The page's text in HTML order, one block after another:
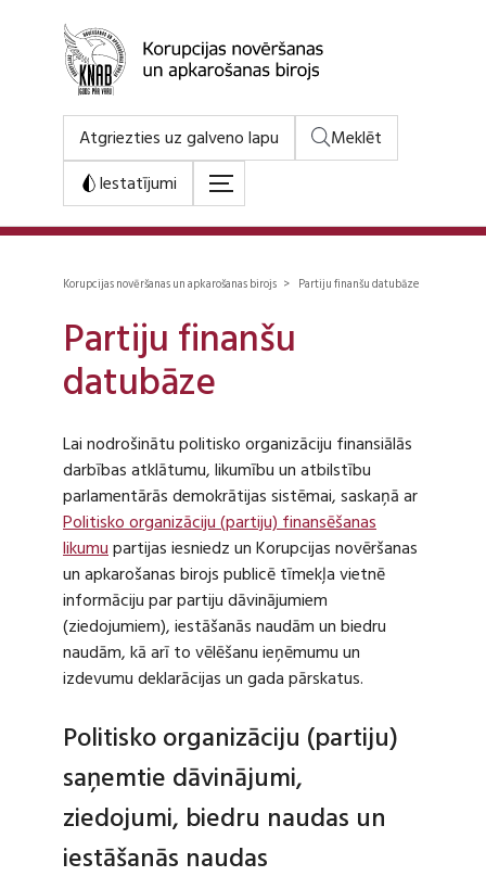
Atgriezties uz galveno lapu
Meklēt
Iestatījumi
Korupcijas novēršanas un apkarošanas birojs > Partiju finanšu datubāze
Partiju finanšu
datubāze
Lai nodrošinātu politisko organizāciju finansiālās
darbības atklātumu, likumību un atbilstību
parlamentārās demokrātijas sistēmai, saskaņā ar
Politisko organizāciju (partiju) finansēšanas
likumupartijas iesniedz un Korupcijas novēršanas
un apkarošanas birojs publicē tīmekļa vietnē
informāciju par partiju dāvinājumiem
(ziedojumiem), iestāšanās naudām un biedru
naudām, kā arī to vēlēšanu ieņēmumu un
izdevumu deklarācijas un gada pārskatus.
Politisko organizāciju (partiju)
saņemtie dāvinājumi,
ziedojumi, biedru naudas un
iestāšanās naudas